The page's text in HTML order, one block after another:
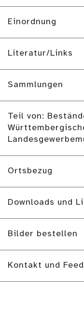
Einordnung
Literatur/Links
Sammlungen
Teil von:
Ortsbezug
Downloads und
Bilder bestellen
Kontakt und